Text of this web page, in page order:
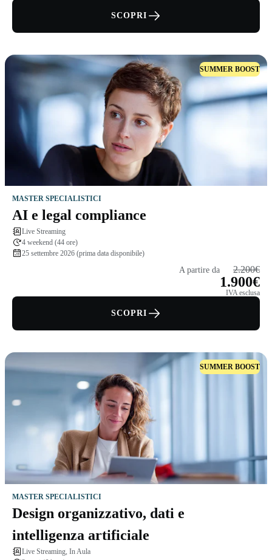
SCOPRI
SUMMER BOOST
MASTER SPECIALISTICI
AI e legal compliance
Live Streaming
4 weekend (44 ore)
25 settembre 2026 (prima data disponibile)
A partire da 2.200€
1.900€
IVA esclusa
SCOPRI
SUMMER BOOST
MASTER SPECIALISTICI
Design organizzativo, dati e
intelligenza artificiale
Live Streaming, In Aula